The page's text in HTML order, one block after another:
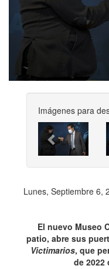
Imágenes para
Previous
Lunes, Septiembre 6,
El nuevo Museo
patio, abre sus
Victimarios, que
de 2022